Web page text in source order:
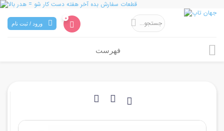
0
ورود / ثبت نام
فهرست